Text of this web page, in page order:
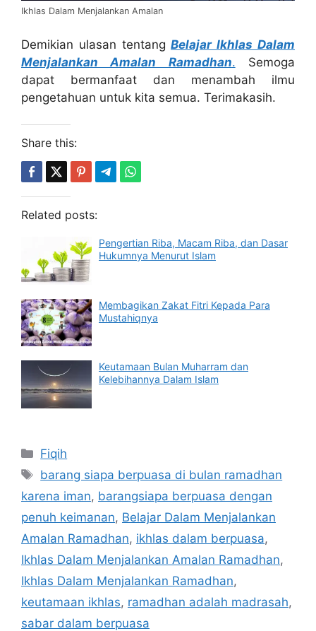
Ikhlas Dalam Menjalankan Amalan
Demikian ulasan tentangBelajar Ikhlas Dalam
Menjalankan Amalan Ramadhan. Semoga
dapat bermanfaat dan menambah ilmu
pengetahuan untuk kita semua. Terimakasih.
Share this:
Related posts:
Pengertian Riba, Macam Riba, dan Dasar
Hukumnya Menurut Islam
Membagikan Zakat Fitri Kepada Para
Mustahiqnya
Keutamaan Bulan Muharram dan
Kelebihannya Dalam Islam
Categories
Fiqih
Tags
barang siapa berpuasa di bulan ramadhan
karena iman, barangsiapa berpuasa dengan
penuh keimanan, Belajar Dalam Menjalankan
Amalan Ramadhan, ikhlas dalam berpuasa,
Ikhlas Dalam Menjalankan Amalan Ramadhan,
Ikhlas Dalam Menjalankan Ramadhan,
keutamaan ikhlas, ramadhan adalah madrasah,
sabar dalam berpuasa